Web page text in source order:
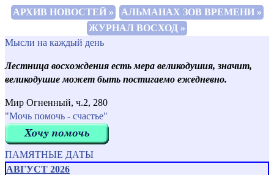
АРХИВ НОВОСТЕЙ »
АЛЬМАНАХ ЗОВ ВРЕМЕНИ »
ЖУРНАЛ ВОСХОД »
Мысли на каждый день
Лестница восхождения есть мера великодушия, значит,
великодушие может быть постигаемо ежедневно.
Мир Огненный, ч.2, 280
"Мочь помочь - счастье"
ПАМЯТНЫЕ ДАТЫ
АВГУСТ 2026